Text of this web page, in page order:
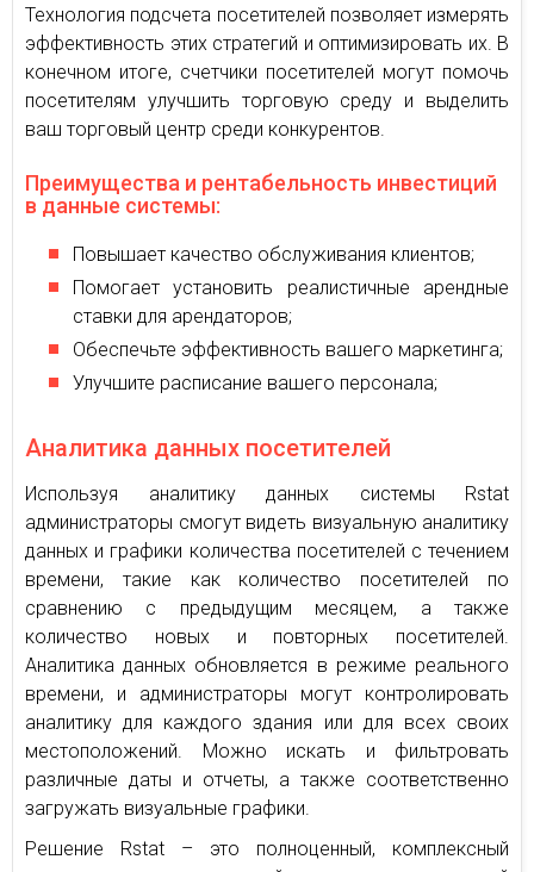
Технология подсчета посетителей позволяет измерять
эффективность этих стратегий и оптимизировать их. В
конечном итоге, счетчики посетителей могут помочь
посетителям улучшить торговую среду и выделить
ваш торговый центр среди конкурентов.
Преимущества и рентабельность инвестиций
в данные системы:
Повышает качество обслуживания клиентов;
Помогает установить реалистичные арендные
ставки для арендаторов;
Обеспечьте эффективность вашего маркетинга;
Улучшите расписание вашего персонала;
Аналитика данных посетителей
Используя аналитику данных системы Rstat
администраторы смогут видеть визуальную аналитику
данных и графики количества посетителей с течением
времени, такие как количество посетителей по
сравнению с предыдущим месяцем, а также
количество новых и повторных посетителей.
Аналитика данных обновляется в режиме реального
времени, и администраторы могут контролировать
аналитику для каждого здания или для всех своих
местоположений. Можно искать и фильтровать
различные даты и отчеты, а также соответственно
загружать визуальные графики.
Решение Rstat – это полноценный, комплексный